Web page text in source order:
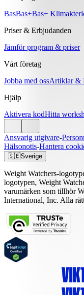
BasBas+Bas+
Priser & Erbjudanden
Jämför program & priser
Vårt företag
Jobba med ossArtiklar &
Hjälp
Aktivera kodHitta
Ansvarig utgivare-
Hälsonotis-Hantera
🇸🇪Sverige
Weight Watchers-
logotypen, Weight
varumärken som tillhör
International, Inc. Alla